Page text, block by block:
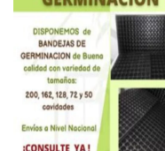
Bs. 8.296.